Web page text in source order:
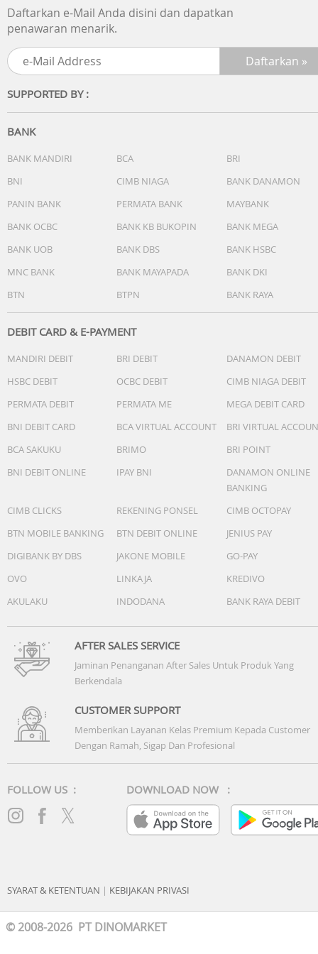
Daftarkan e-Mail Anda disini dan dapatkan
penawaran menarik.
SUPPORTED BY :
BANK
BANK MANDIRI BCA
BRI
BNI
CIMB NIAGA
BANK DANAMON
PANIN BANK
PERMATA BANK
MAYBANK
BANK OCBC
BANK KB BUKOPIN
BANK MEGA
BANK UOB
BANK DBS
BANK HSBC
MNC BANK
BANK MAYAPADA
BANK DKI
BTN
BTPN BANK RAYA
DEBIT CARD & E-PAYMENT
MANDIRI DEBIT BRI DEBIT
DANAMON DEBIT
HSBC DEBIT
OCBC DEBIT
CIMB NIAGA DEBIT
PERMATA DEBIT
PERMATA ME
MEGA DEBIT CARD
BNI DEBIT CARD
BCA VIRTUAL ACCOUNT
BRI VIRTUAL
BCA SAKUKU
BRIMO
BRI POINT
BNI DEBIT ONLINE
IPAY BNI
DANAMON ONLINE
BANKING
CIMB CLICKS
REKENING PONSEL
CIMB OCTOPAY
BTN MOBILE BANKING
BTN DEBIT ONLINE
JENIUS PAY
DIGIBANK BY DBS
JAKONE MOBILE
GO-PAY
OVO
LINKAJA
KREDIVO
AKULAKU
INDODANA BANK RAYA DEBIT
AFTER SALES SERVICE
Jaminan Penanganan After Sales Untuk Produk Yang
Berkendala
CUSTOMER SUPPORT
Memberikan Layanan Kelas Premium Kepada Customer
Dengan Ramah, Sigap Dan Profesional
FOLLOW US : DOWNLOAD NOW :
SYARAT & KETENTUAN | KEBIJAKAN PRIVASI
© 2008-2026 PT DINOMARKET